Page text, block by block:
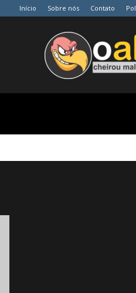
Início Sobre nós Contato